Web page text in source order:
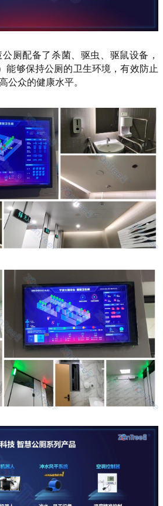
厕配备了杀菌、驱虫、驱鼠设备，
能够保持公厕的卫生环境，有效防止
公众的健康水平。